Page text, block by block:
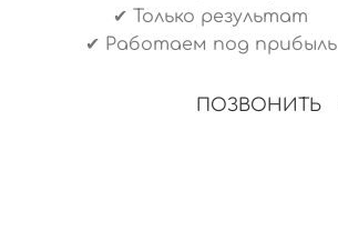
✔ Только результат
✔ Работаем под прибыль
ПОЗВОНИТЬ